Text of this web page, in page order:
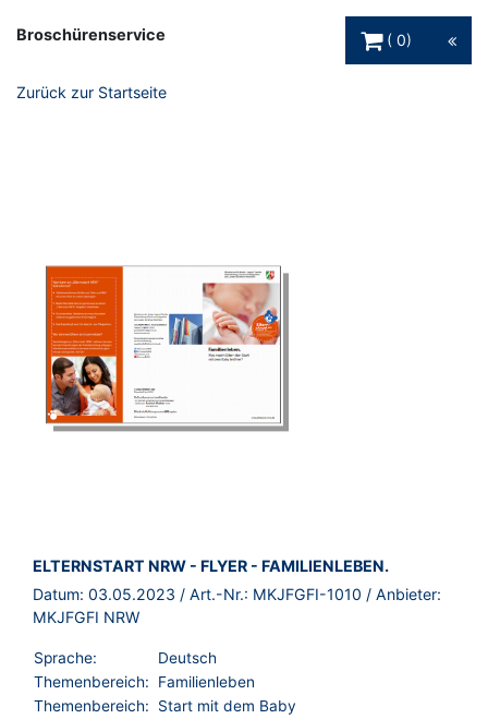
Broschürenservice
0
Zurück zur Startseite
BROSCHÜRE:
ELTERNSTART NRW - FLYER - ​FAMILIENLEBEN.
Datum: 03.05.2023 / Art.-Nr.: MKJFGFI-1010 / Anbieter:
MKJFGFI NRW
Sprache:
Deutsch
Themenbereich:
Familienleben
Themenbereich:
Start mit dem Baby